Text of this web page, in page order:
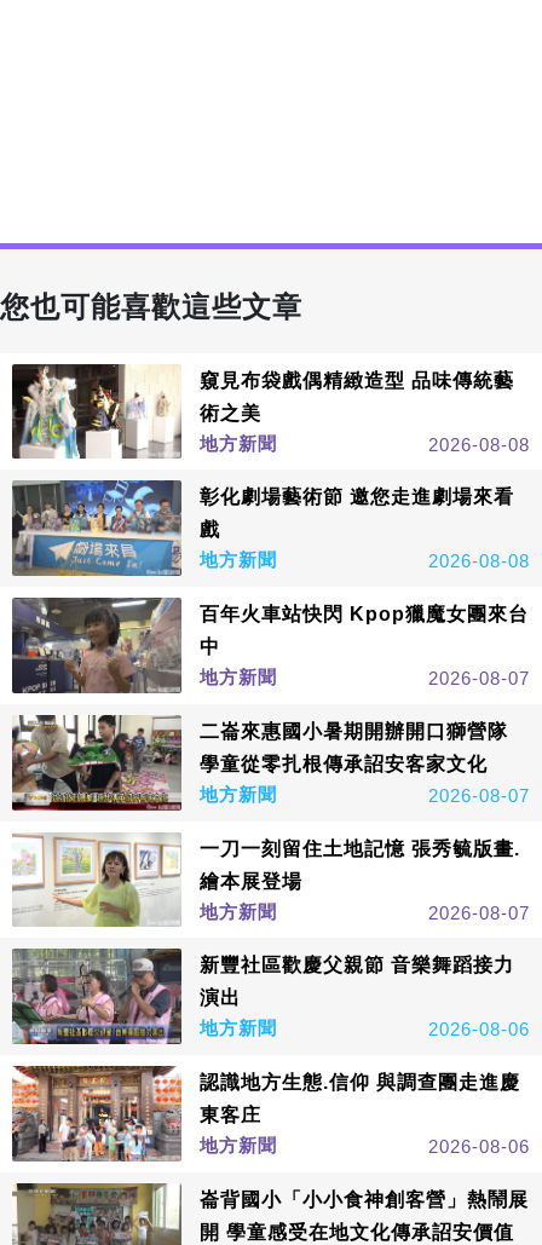
您也可能喜歡這些文章
窺見布袋戲偶精緻造型 品味傳統藝
術之美
地方新聞
2026-08-08
彰化劇場藝術節 邀您走進劇場來看
戲
地方新聞
2026-08-08
百年火車站快閃 Kpop獵魔女團來台
中
地方新聞
2026-08-07
二崙來惠國小暑期開辦開口獅營隊
學童從零扎根傳承詔安客家文化
地方新聞
2026-08-07
一刀一刻留住土地記憶 張秀毓版畫.
繪本展登場
地方新聞
2026-08-07
新豐社區歡慶父親節 音樂舞蹈接力
演出
地方新聞
2026-08-06
認識地方生態.信仰 與調查團走進慶
東客庄
地方新聞
2026-08-06
崙背國小「小小食神創客營」熱鬧展
開 學童感受在地文化傳承詔安價值